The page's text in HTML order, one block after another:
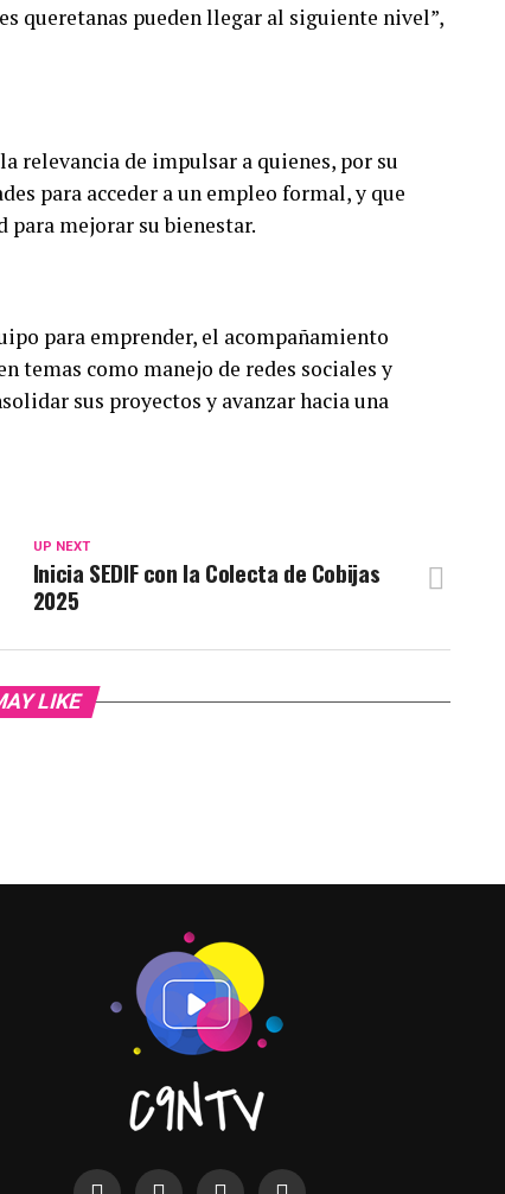
queretanas pueden llegar al siguiente nivel”,
relevancia de impulsar a quienes, por su
para acceder a un empleo formal, y que
mejorar su bienestar.
para emprender, el acompañamiento
temas como manejo de redes sociales y
sus proyectos y avanzar hacia una
UP NEXT
Inicia SEDIF con la Colecta de Cobijas
2025
LIKE